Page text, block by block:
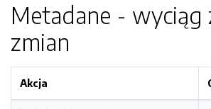
Metadane - wyciąg
zmian
Akcja